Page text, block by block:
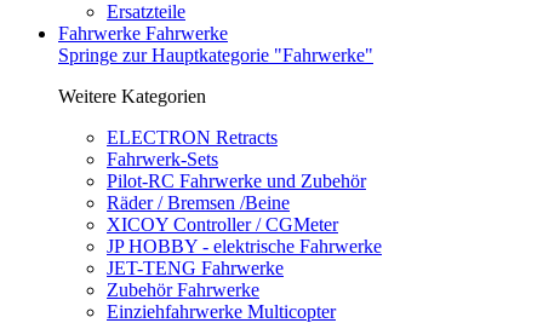
Ersatzteile
Fahrwerke Fahrwerke
Springe zur Hauptkategorie "Fahrwerke"
Weitere Kategorien
ELECTRON Retracts
Fahrwerk-Sets
Pilot-RC Fahrwerke und Zubehör
Räder / Bremsen /Beine
XICOY Controller / CGMeter
JP HOBBY - elektrische Fahrwerke
JET-TENG Fahrwerke
Zubehör Fahrwerke
Einziehfahrwerke Multicopter